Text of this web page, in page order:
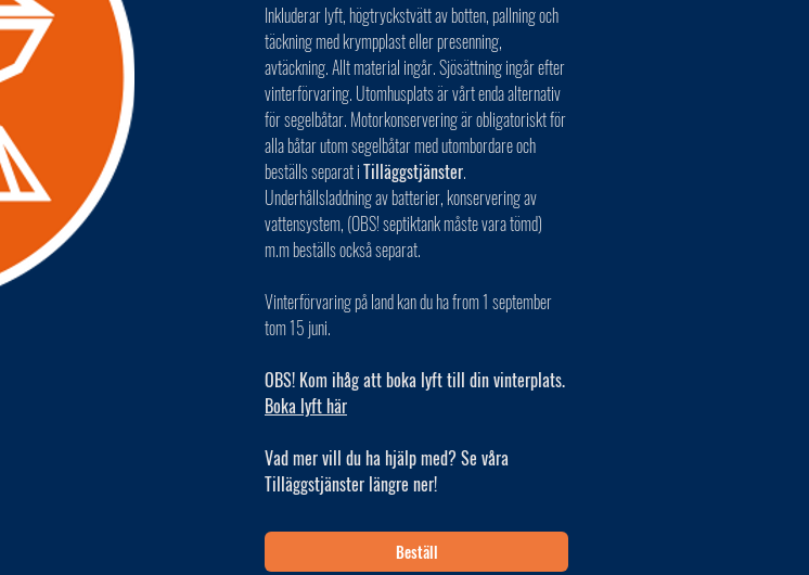
Inkluderar lyft, högtryckstvätt av botten, pallning och
täckning med krympplast eller presenning,
avtäckning. Allt material ingår. Sjösättning ingår efter
vinterförvaring. Utomhusplats är vårt enda alternativ
för segelbåtar. Motorkonservering är obligatoriskt för
alla båtar utom segelbåtar med utombordare och
beställs separat iTilläggstjänster.
Underhållsladdning av batterier, konservering av
vattensystem, (OBS! septiktank måste vara tömd)
m.m beställs också separat.
Vinterförvaring på land kan du ha from 1 september
tom 15 juni.
OBS! Kom ihåg att boka lyft till din vinterplats.
Boka lyft här
Vad mer vill du ha hjälp med? Se våra
Tilläggstjänster längre ner!
Beställ